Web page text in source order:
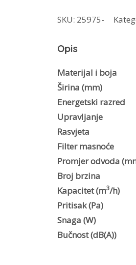
Plus
BK
količina
SKU: 25975-
Opis
Materijal i boja
Širina (mm)
Energetski razred
Upravljanje
Rasvjeta
Filter masnoće
Promjer odvoda
Broj brzina
Kapacitet (m3/h)
Pritisak (Pa)
Snaga (W)
Bučnost (dB(A))